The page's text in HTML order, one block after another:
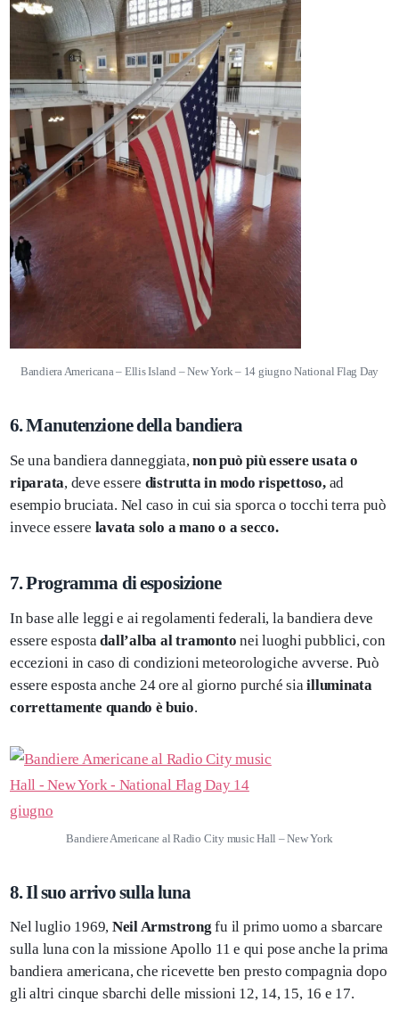
Bandiera Americana – Ellis Island – New York – 14 giugno National Flag Day
6. Manutenzione della bandiera
Se una bandiera danneggiata,non può più essere usata o
riparata, deve essere distrutta in modo rispettoso,ad
esempio bruciata. Nel caso in cui sia sporca o tocchi terra può
invece essere lavata solo a mano o a secco.
7. Programma di esposizione
In base alle leggi e ai regolamenti federali, la bandiera deve
essere espostadall’alba al tramonto nei luoghi pubblici, con
eccezioni in caso di condizioni meteorologiche avverse. Può
essere esposta anche 24 ore al giorno purché siailluminata
correttamente quando è buio.
Bandiere Americane al Radio City music Hall – New York
8. Il suo arrivo sulla luna
Nel luglio 1969, Neil Armstrong fu il primo uomo a sbarcare
sulla luna con la missione Apollo 11 e qui pose anche la prima
bandiera americana, che ricevette ben presto compagnia dopo
gli altri cinque sbarchi delle missioni 12, 14, 15, 16 e 17.